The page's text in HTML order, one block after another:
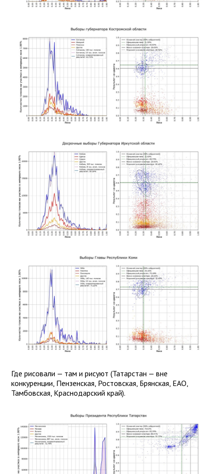
Где рисовали — там и рисуют (Татарстан — вне
конкуренции, Пензенская, Ростовская, Брянская, ЕАО,
Тамбовская, Краснодарский край).